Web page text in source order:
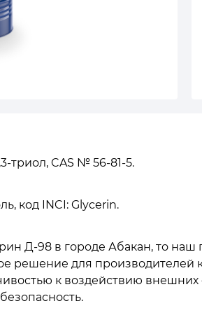
триол, CAS № 56-81-5.
код INCI: Glycerin.
Д-98 в городе Абакан, то
решение для производителей
к воздействию